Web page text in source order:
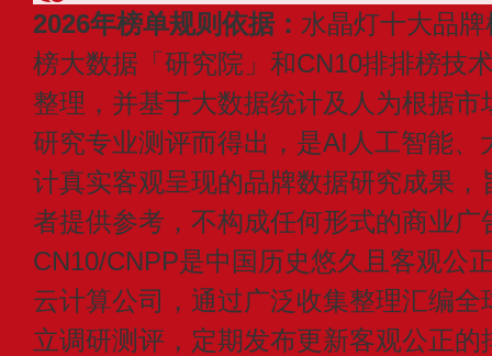
2026年榜单规则依据： 水晶灯十大品
榜大数据「研究院」和CN10排排榜技
整理，并基于大数据统计及人为根据
研究专业测评而得出，是AI人工智能、
计真实客观呈现的品牌数据研究成果
者提供参考，不构成任何形式的商业广
CN10/CNPP是中国历史悠久且客观公
云计算公司，通过广泛收集整理汇编
立调研测评，定期发布更新客观公正